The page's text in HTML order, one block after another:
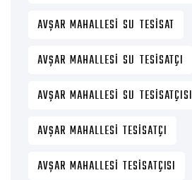
AVŞAR MAHALLESI SU TESISAT
AVŞAR MAHALLESI SU TESISATÇI
AVŞAR MAHALLESI SU TESISATÇISI
AVŞAR MAHALLESI TESISATÇI
AVŞAR MAHALLESI TESISATÇISI